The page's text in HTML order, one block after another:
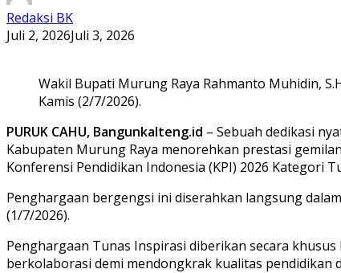
Redaksi BK
Juli 2, 2026Juli 3, 2026
Wakil Bupati Murung Raya Rahmanto Muhidin,
Kamis (2/7/2026).
PURUK CAHU, Bangunkalteng.id – Sebuah dedikasi
Kabupaten Murung Raya menorehkan prestasi
Konferensi Pendidikan Indonesia (KPI) 2026 Kategori
Penghargaan bergengsi ini diserahkan langsung
(1/7/2026).
Penghargaan Tunas Inspirasi diberikan secara
berkolaborasi demi mendongkrak kualitas pendidikan